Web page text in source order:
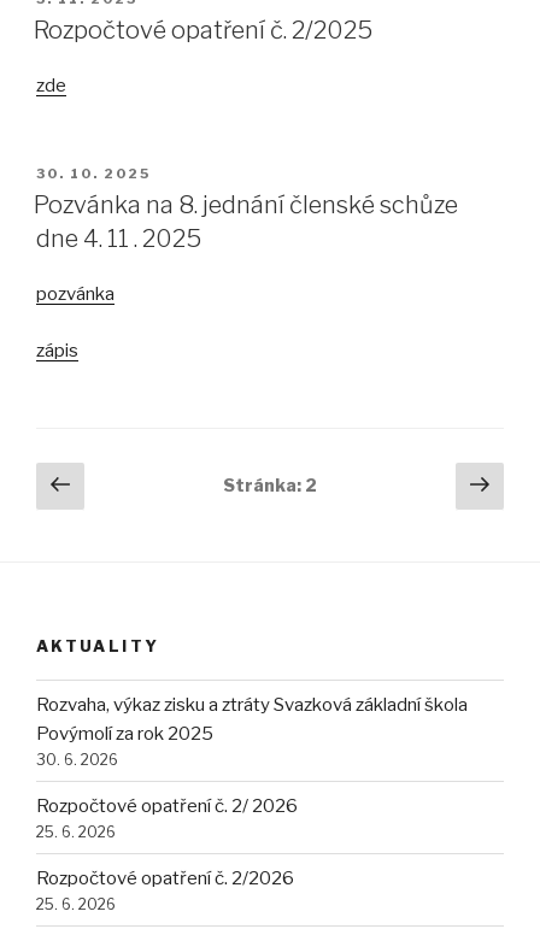
Rozpočtové opatření č. 2/2025
zde
PUBLIKOVÁNO
30. 10. 2025
Pozvánka na 8. jednání členské schůze
dne 4. 11 . 2025
pozvánka
zápis
Navigace
prostránka
Stránka: 2
Další
AKTUALITY
Rozvaha, výkaz zisku a ztráty Svazková základní škola
Povýmolí za rok 2025
30. 6. 2026
Rozpočtové opatření č. 2/ 2026
25. 6. 2026
Rozpočtové opatření č. 2/2026
25. 6. 2026